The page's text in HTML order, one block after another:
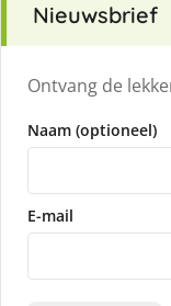
Nieuwsbrief
Ontvang de
Naam (optioneel)
E-mail